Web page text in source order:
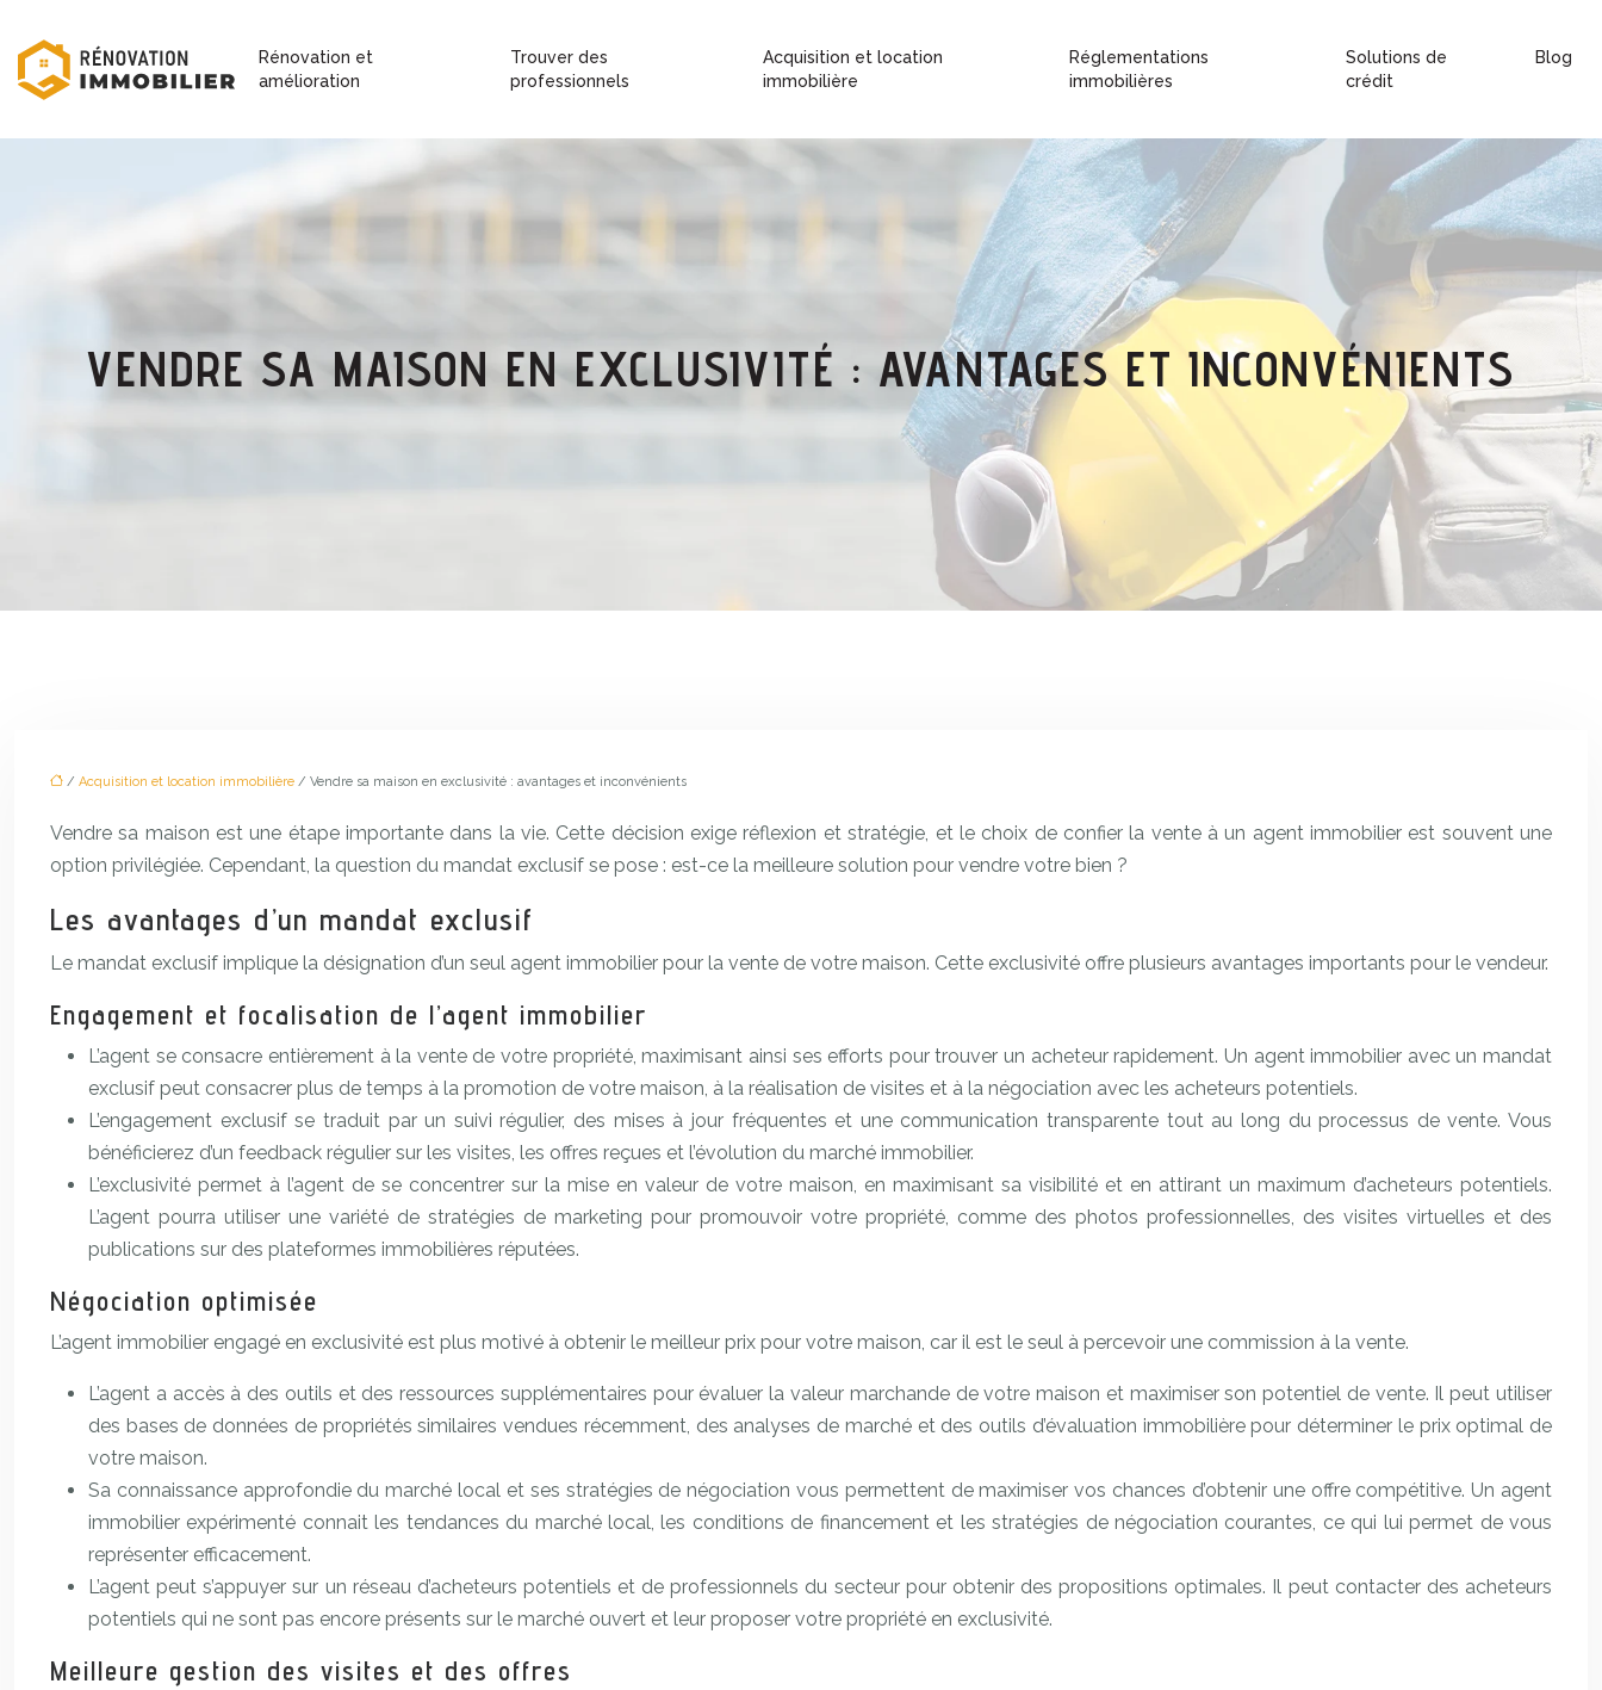
Rénovation et
amélioration
Trouver des
professionnels
Acquisition et location
immobilière
Réglementations
immobilières
Solutions de
crédit
Blog
VENDRE SA MAISON EN EXCLUSIVITÉ : AVANTAGES ET INCONVÉNIENTS
/ Acquisition et location immobilière / Vendre sa maison en exclusivité : avantages et inconvénients
Vendre sa maison est une étape importante dans la vie. Cette décision exige réflexion et stratégie, et le choix de confier la vente à un agent immobilier est souvent une
option privilégiée. Cependant, la question du mandat exclusif se pose : est-ce la meilleure solution pour vendre votre bien ?
Les avantages d’un mandat exclusif
Le mandat exclusif implique la désignation d’un seul agent immobilier pour la vente de votre maison. Cette exclusivité offre plusieurs avantages importants pour le vendeur.
Engagement et focalisation de l’agent immobilier
L’agent se consacre entièrement à la vente de votre propriété, maximisant ainsi ses efforts pour trouver un acheteur rapidement. Un agent immobilier avec un mandat
exclusif peut consacrer plus de temps à la promotion de votre maison, à la réalisation de visites et à la négociation avec les acheteurs potentiels.
L’engagement exclusif se traduit par un suivi régulier, des mises à jour fréquentes et une communication transparente tout au long du processus de vente. Vous
bénéficierez d’un feedback régulier sur les visites, les offres reçues et l’évolution du marché immobilier.
L’exclusivité permet à l’agent de se concentrer sur la mise en valeur de votre maison, en maximisant sa visibilité et en attirant un maximum d’acheteurs potentiels.
L’agent pourra utiliser une variété de stratégies de marketing pour promouvoir votre propriété, comme des photos professionnelles, des visites virtuelles et des
publications sur des plateformes immobilières réputées.
Négociation optimisée
L’agent immobilier engagé en exclusivité est plus motivé à obtenir le meilleur prix pour votre maison, car il est le seul à percevoir une commission à la vente.
L’agent a accès à des outils et des ressources supplémentaires pour évaluer la valeur marchande de votre maison et maximiser son potentiel de vente. Il peut utiliser
des bases de données de propriétés similaires vendues récemment, des analyses de marché et des outils d’évaluation immobilière pour déterminer le prix optimal de
votre maison.
Sa connaissance approfondie du marché local et ses stratégies de négociation vous permettent de maximiser vos chances d’obtenir une offre compétitive. Un agent
immobilier expérimenté connait les tendances du marché local, les conditions de financement et les stratégies de négociation courantes, ce qui lui permet de vous
représenter efficacement.
L’agent peut s’appuyer sur un réseau d’acheteurs potentiels et de professionnels du secteur pour obtenir des propositions optimales. Il peut contacter des acheteurs
potentiels qui ne sont pas encore présents sur le marché ouvert et leur proposer votre propriété en exclusivité.
Meilleure gestion des visites et des offres